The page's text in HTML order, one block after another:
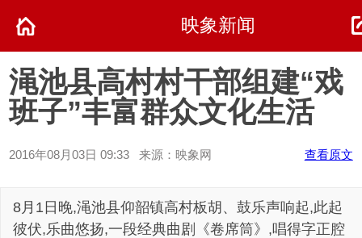
映象新闻
渑池县高村村干部组建“戏
班子”丰富群众文化生活
2016年08月03日 09:33 来源：映象网 查看原文
8月1日晚,渑池县仰韶镇高村板胡、鼓乐声响起,此起
彼伏,乐曲悠扬,一段经典曲剧《卷席筒》,唱得字正腔